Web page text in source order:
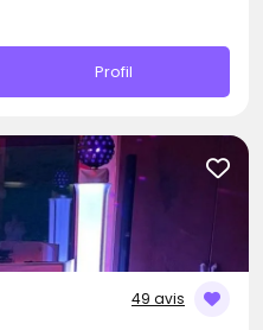
Profil
49 avis